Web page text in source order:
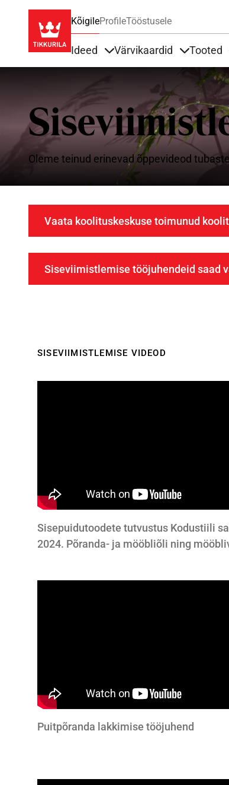
KõigileProfileTööstusele
Ideed Värvikaardid Tooted
Oleme teinud erinevad õppevideod
Vaata koolituskeskuse toimunud
Siseviimistlemise tööjuhendeid saad
SISEVIIMISTLEMISE VIDEOD
Sisepuidutoodete tutvustus Kodustiili
2024. Põranda- ja mööbliõli ning
Puitpõranda lakkimise tööjuhend